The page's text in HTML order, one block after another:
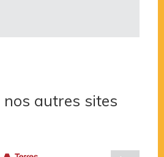
nos autres sites